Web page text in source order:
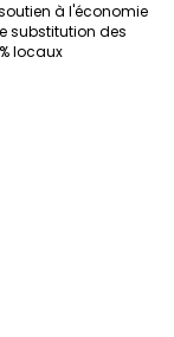
à l'économie
substitution des
locaux